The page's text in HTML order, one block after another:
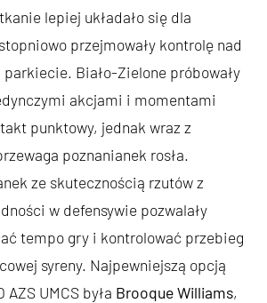
lepiej układało się dla
przejmowały kontrolę nad
Biało-Zielone próbowały
akcjami i momentami
punktowy, jednak wraz z
poznanianek rosła.
ze skutecznością rzutów z
w defensywie pozwalały
tempo gry i kontrolować przebieg
syreny. Najpewniejszą opcją
AZS UMCS była Brooque Williams,